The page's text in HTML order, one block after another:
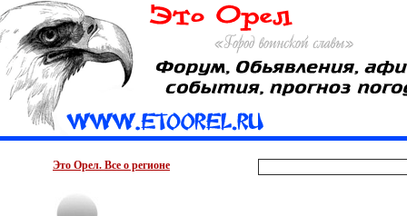
Это Орел. Все о регионе